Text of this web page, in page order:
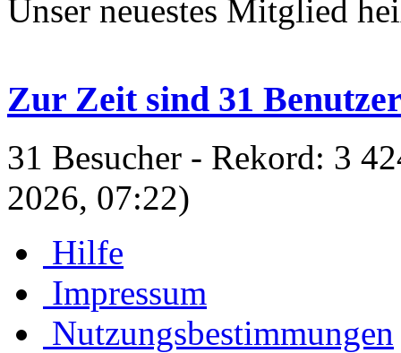
Unser neuestes Mitglied
Zur Zeit sind 31
31 Besucher - Rekord: 3
2026, 07:22)
Hilfe
Impressum
Nutzungsbestimmungen